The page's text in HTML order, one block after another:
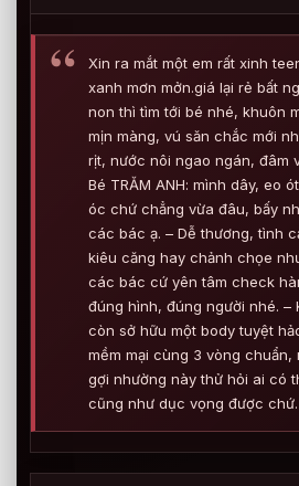
Xin ra mắt một em rất xinh
xanh mơn mởn.giá lại rẻ bất
non thì tìm tới bé nhé, khuôn
mịn màng, vú săn chắc mới
rịt, nước nôi ngao ngán, đâm
Bé TRĂM ANH: mình dây, eo
óc chứ chẳng vừa đâu, bấy
các bác ạ. – Dễ thương, tình
kiêu căng hay chảnh chọe
các bác cứ yên tâm check
đúng hình, đúng người nhé. –
còn sở hữu một body tuyệt
mềm mại cùng 3 vòng chuẩn,
gợi nhường này thử hỏi ai có
cũng như dục vọng được chứ.